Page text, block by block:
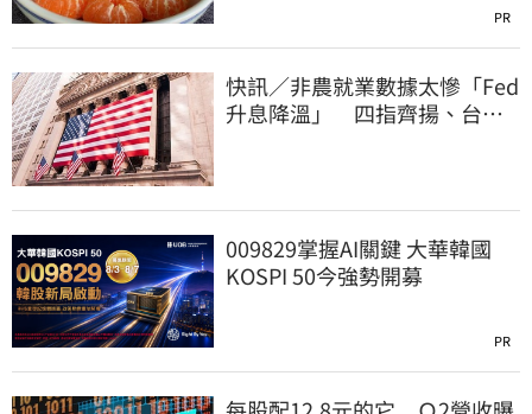
PR
快訊／非農就業數據太慘「Fed
升息降溫」 四指齊揚、台指
009829掌握AI關鍵 大華韓國
KOSPI 50今強勢開募
PR